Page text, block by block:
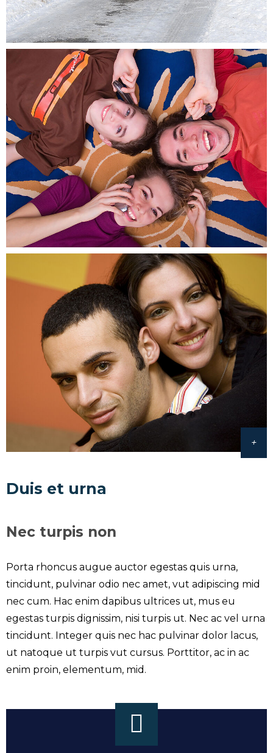
Duis et urna
Nec turpis non
Porta rhoncus augue auctor egestas quis urna,
tincidunt, pulvinar odio nec amet, vut adipiscing mid
nec cum. Hac enim dapibus ultrices ut, mus eu
egestas turpis dignissim, nisi turpis ut. Nec ac vel urna
tincidunt. Integer quis nec hac pulvinar dolor lacus,
ut natoque ut turpis vut cursus. Porttitor, ac in ac
enim proin, elementum, mid.